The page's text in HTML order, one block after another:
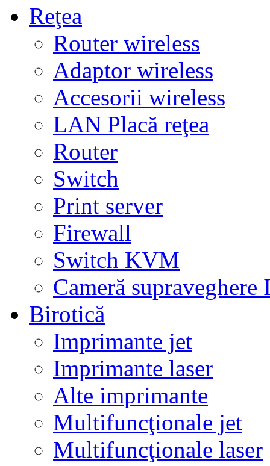
Reţea
Router wireless
Adaptor wireless
Accesorii wireless
LAN Placă reţea
Router
Switch
Print server
Firewall
Switch KVM
Cameră supraveghere
Birotică
Imprimante jet
Imprimante laser
Alte imprimante
Multifuncţionale jet
Multifuncţionale laser